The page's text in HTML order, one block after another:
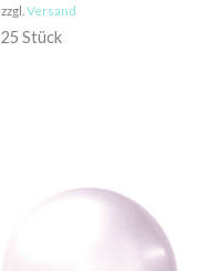
zzgl. Versand
25 Stück